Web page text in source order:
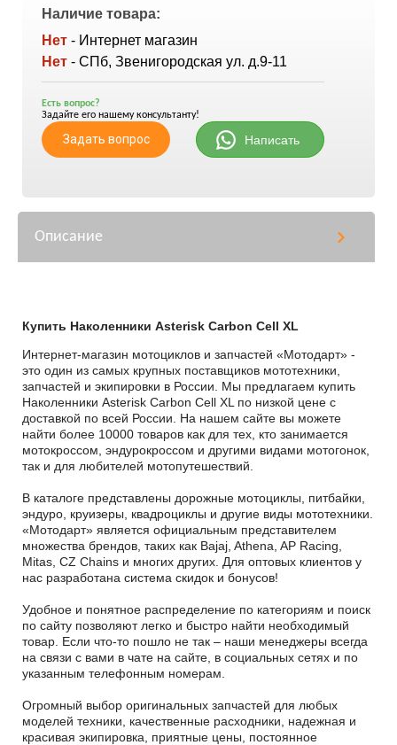
Наличие товара:
Нет - Интернет магазин
Нет - СПб, Звенигородская ул. д.9-11
Есть вопрос?
Задайте его нашему консультанту!
Задать вопрос Написать
Описание
Купить Наколенники Asterisk Carbon Cell XL
Интернет-магазин мотоциклов и запчастей «Мотодарт» -
это один из самых крупных поставщиков мототехники,
запчастей и экипировки в России. Мы предлагаем купить
Наколенники Asterisk Carbon Cell XL по низкой цене с
доставкой по всей России. На нашем сайте вы можете
найти более 10000 товаров как для тех, кто занимается
мотокроссом, эндурокроссом и другими видами мотогонок,
так и для любителей мотопутешествий.
В каталоге представлены дорожные мотоциклы, питбайки,
эндуро, круизеры, квадроциклы и другие виды мототехники.
«Мотодарт» является официальным представителем
множества брендов, таких как Bajaj, Athena, AP Racing,
Mitas, CZ Chains и многих других. Для оптовых клиентов у
нас разработана система скидок и бонусов!
Удобное и понятное распределение по категориям и поиск
по сайту позволяют легко и быстро найти необходимый
товар. Если что-то пошло не так – наши менеджеры всегда
на связи с вами в чате на сайте, в социальных сетях и по
указанным телефонным номерам.
Огромный выбор оригинальных запчастей для любых
моделей техники, качественные расходники, надежная и
красивая экипировка, приятные цены, постоянное